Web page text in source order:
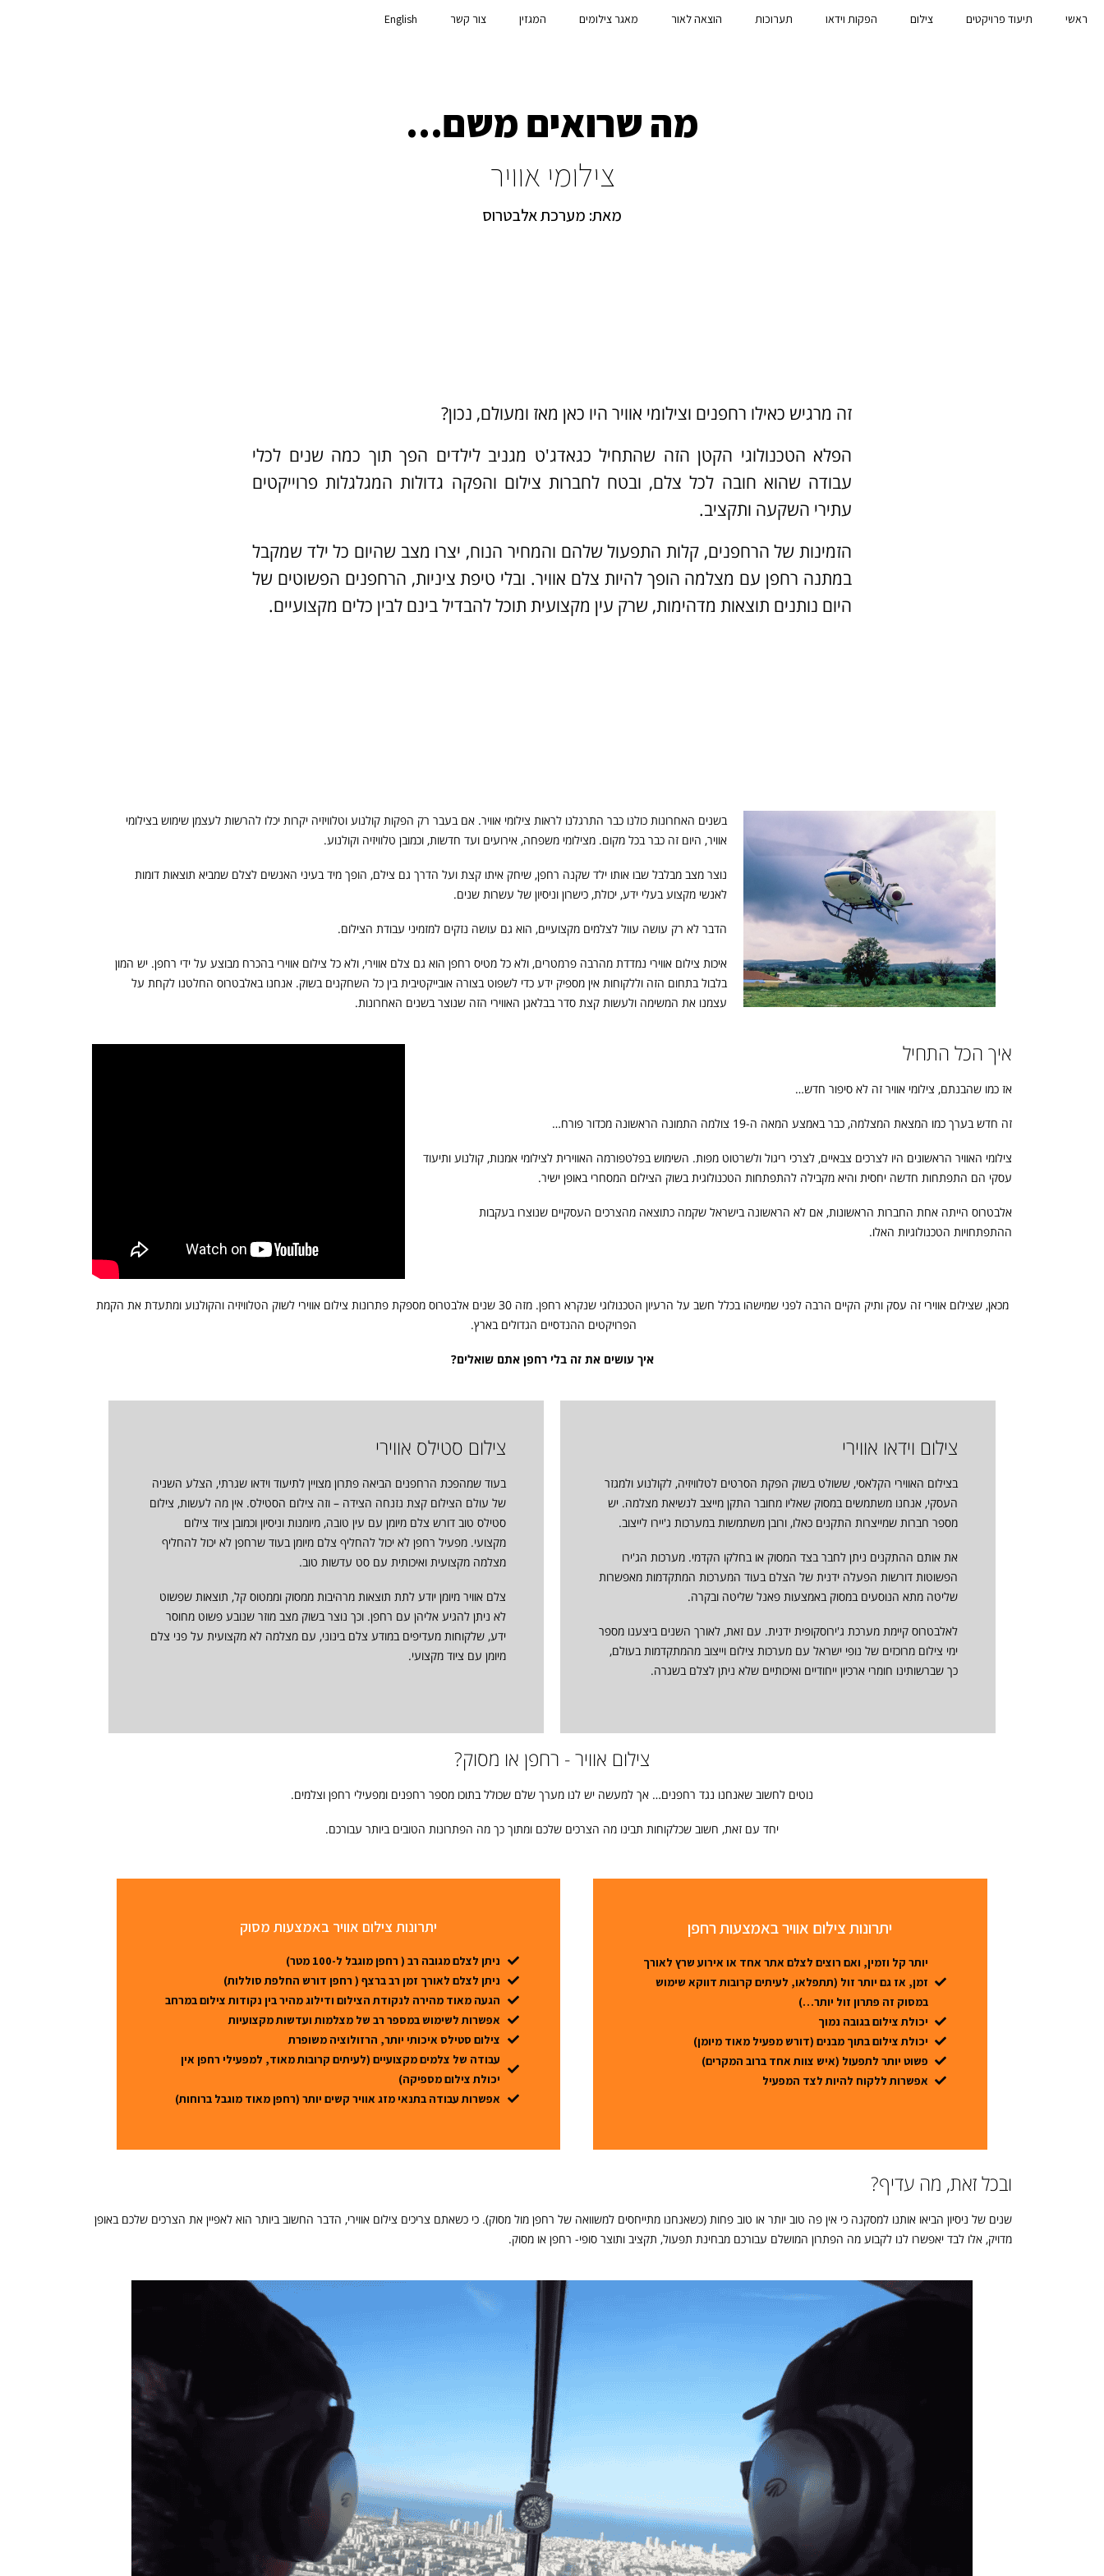
ראשי תיעוד פרויקטים צילום הפקות וידאו תערוכות הוצאה לאור מאגר צילומים המגזין צור קשר English
מה שרואים משם...
צילומי אוויר
מאת: מערכת אלבטרוס
זה מרגיש כאילו רחפנים וצילומי אוויר היו כאן מאז ומעולם, נכון?
הפלא הטכנולוגי הקטן הזה שהתחיל כגאדג'ט מגניב לילדים הפך תוך כמה שנים לכלי
עבודה שהוא חובה לכל צלם, ובטח לחברות צילום והפקה גדולות המגלגלות פרוייקטים
עתירי השקעה ותקציב.
הזמינות של הרחפנים, קלות התפעול שלהם והמחיר הנוח, יצרו מצב שהיום כל ילד שמקבל
במתנה רחפן עם מצלמה הופך להיות צלם אוויר. ובלי טיפת ציניות, הרחפנים הפשוטים של
היום נותנים תוצאות מדהימות, שרק עין מקצועית תוכל להבדיל בינם לבין כלים מקצועיים.
בשנים האחרונות כולנו כבר התרגלנו לראות צילומי אוויר. אם בעבר רק הפקות קולנוע וטלוויזיה יקרות יכלו להרשות לעצמן שימוש בצילומי
אוויר, היום זה כבר בכל מקום. מצילומי משפחה, אירועים ועד חדשות, וכמובן טלוויזיה וקולנוע.
נוצר מצב מבלבל שבו אותו ילד שקנה רחפן, שיחק איתו קצת ועל הדרך גם צילם, הופך מיד בעיני האנשים לצלם שמביא תוצאות דומות
לאנשי מקצוע בעלי ידע, יכולת, כישרון וניסיון של עשרות שנים.
הדבר לא רק עושה עוול לצלמים מקצועיים, הוא גם עושה נזקים למזמיני עבודת הצילום.
איכות צילום אווירי נמדדת מהרבה פרמטרים, ולא כל מטיס רחפן הוא גם צלם אווירי, ולא כל צילום אווירי בהכרח מבוצע על ידי רחפן. יש המון
בלבול בתחום הזה וללקוחות אין מספיק ידע כדי לשפוט בצורה אובייקטיבית בין כל השחקנים בשוק. אנחנו באלבטרוס החלטנו לקחת על
עצמנו את המשימה ולעשות קצת סדר בבלאגן האווירי הזה שנוצר בשנים האחרונות.
איך הכל התחיל
אז כמו שהבנתם, צילומי אוויר זה לא סיפור חדש…
זה חדש בערך כמו המצאת המצלמה, כבר באמצע המאה ה-19 צולמה התמונה הראשונה מכדור פורח…
צילומי האוויר הראשונים היו לצרכים צבאיים, לצרכי ריגול ולשרטוט מפות. השימוש בפלטפורמה האווירית לצילומי אמנות, קולנוע ותיעוד
עסקי הם התפתחות חדשה יחסית והיא מקבילה להתפתחות הטכנולוגית בשוק הצילום המסחרי באופן ישיר.
אלבטרוס הייתה אחת החברות הראשונות, אם לא הראשונה בישראל שקמה כתוצאה מהצרכים העסקיים שנוצרו בעקבות
ההתפתחויות הטכנולוגיות האלו.
מכאן, שצילום אווירי זה עסק ותיק הקיים הרבה לפני שמישהו בכלל חשב על הרעיון הטכנולוגי שנקרא רחפן. מזה 30 שנים אלבטרוס מספקת פתרונות צילום אווירי לשוק הטלוויזיה והקולנוע ומתעדת את הקמת
הפרויקטים ההנדסיים הגדולים בארץ.
איך עושים את זה בלי רחפן אתם שואלים?
צילום וידאו אווירי
בצילום האווירי הקלאסי, ששולט בשוק הפקת הסרטים לטלוויזיה, לקולנוע ולמגזר
העסקי, אנחנו משתמשים במסוק שאליו מחובר התקן מייצב לנשיאת מצלמה. יש
מספר חברות שמייצרות התקנים כאלו, ורובן משתמשות במערכות ג'יירו לייצוב.
את אותם ההתקנים ניתן לחבר בצד המסוק או בחלקו הקדמי. מערכות הג'ירו
הפשוטות דורשות הפעלה ידנית של הצלם בעוד המערכות המתקדמות מאפשרות
שליטה מתא הנוסעים במסוק באמצעות פאנל שליטה ובקרה.
לאלבטרוס קיימת מערכת ג'ירוסקופית ידנית. עם זאת, לאורך השנים ביצענו מספר
ימי צילום מרוכזים של נופי ישראל עם מערכות צילום וייצוב מהמתקדמות בעולם,
כך שברשותינו חומרי ארכיון ייחודיים ואיכותיים שלא ניתן לצלם בשגרה.
צילום סטילס אווירי
בעוד שמהפכת הרחפנים הביאה פתרון מצויין לתיעוד וידאו שגרתי, הצלע השניה
של עולם הצילום קצת נזנחה הצידה – וזה צילום הסטילס. אין מה לעשות, צילום
סטילס טוב דורש צלם מיומן עם עין טובה, מיומנות וניסיון וכמובן ציוד צילום
מקצועי. מפעיל רחפן לא יכול להחליף צלם מיומן בעוד שרחפן לא יכול להחליף
מצלמה מקצועית ואיכותית עם סט עדשות טוב.
צלם אוויר מיומן יודע לתת תוצאות מרהיבות ממסוק וממטוס קל, תוצאות שפשוט
לא ניתן להגיע אליהן עם רחפן. וכך נוצר בשוק מצב מוזר שנובע פשוט מחוסר
ידע, שלקוחות מעדיפים במודע צלם בינוני, עם מצלמה לא מקצועית על פני צלם
מיומן עם ציוד מקצועי.
צילום אוויר - רחפן או מסוק?
נוטים לחשוב שאנחנו נגד רחפנים… אך למעשה יש לנו מערך שלם שכולל בתוכו מספר רחפנים ומפעילי רחפן וצלמים.
יחד עם זאת, חשוב שכלקוחות תבינו מה הצרכים שלכם ומתוך כך מה הפתרונות הטובים ביותר עבורכם.
יתרונות צילום אוויר באמצעות רחפן
יותר קל וזמין, ואם רוצים לצלם אתר אחד או אירוע שרץ לאורך
זמן, אז גם יותר זול (תתפלאו, לעיתים קרובות דווקא שימוש
במסוק זה פתרון זול יותר…)
יכולת צילום בגובה נמוך
יכולת צילום בתוך מבנים (דורש מפעיל מאוד מיומן)
פשוט יותר לתפעול (איש צוות אחד ברוב המקרים)
אפשרות ללקוח להיות לצד המפעיל
יתרונות צילום אוויר באמצעות מסוק
ניתן לצלם מגובה רב ( רחפן מוגבל ל-100 מטר)
ניתן לצלם לאורך זמן רב ברצף ( רחפן דורש החלפת סוללות)
הגעה מאוד מהירה לנקודת הצילום ודילוג מהיר בין נקודות צילום במרחב
אפשרות לשימוש במספר רב של מצלמות ועדשות מקצועיות
צילום סטילס איכותי יותר, הרזולוציה משופרת
עבודה של צלמים מקצועיים (לעיתים קרובות מאוד, למפעילי רחפן אין
יכולת צילום מספיקה)
אפשרות עבודה בתנאי מזג אוויר קשים יותר (רחפן מאוד מוגבל ברוחות)
ובכל זאת, מה עדיף?
שנים של ניסיון הביאו אותנו למסקנה כי אין פה טוב יותר או טוב פחות (כשאנחנו מתייחסים למשוואה של רחפן מול מסוק). כי כשאתם צריכים צילום אווירי, הדבר החשוב ביותר הוא לאפיין את הצרכים שלכם באופן
מדויק, אלו לבד יאפשרו לנו לקבוע מה הפתרון המושלם עבורכם מבחינת תפעול, תקציב ותוצר סופי- רחפן או מסוק.